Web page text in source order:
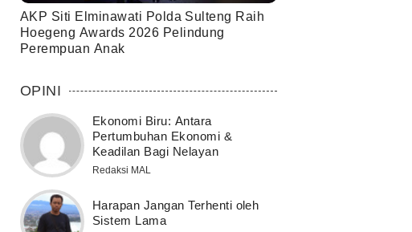
AKP Siti Elminawati Polda Sulteng Raih
Hoegeng Awards 2026 Pelindung
Perempuan Anak
OPINI
Ekonomi Biru: Antara
Pertumbuhan Ekonomi &
Keadilan Bagi Nelayan
Redaksi MAL
Harapan Jangan Terhenti oleh
Sistem Lama